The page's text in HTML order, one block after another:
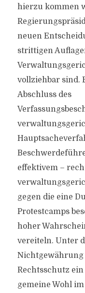
hierzu kommen
neuen
strittigen
vollziehbar sind.
Abschluss des
effektivem –
gegen die eine
Protestcamps
hoher
vereiteln. Unter
Rechtsschutz
gemeine Wohl im